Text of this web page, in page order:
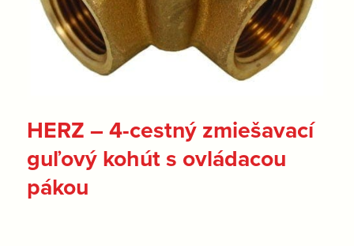
HERZ – 4-cestný zmiešavací
guľový kohút s ovládacou
pákou